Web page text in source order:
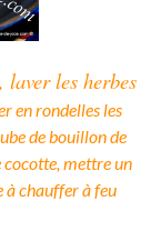
laver les herbes
en rondelles les
de bouillon de
cocotte, mettre un
à chauffer à feu